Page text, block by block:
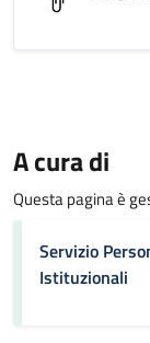
A cura di
Questa pagina è
Servizio
Istituzionali